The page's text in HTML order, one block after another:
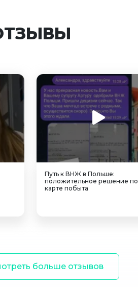
Путь к ВНЖ в Польше:
положительное решение по
карте побыта
больше отзывов